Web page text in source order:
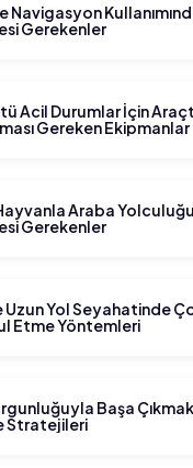
Navigasyon
Gerekenler
Acil Durumlar İçin
Gereken Ekipmanlar
Araba
Gerekenler
Uzun Yol Seyahatinde
Etme Yöntemleri
Başa
Stratejileri